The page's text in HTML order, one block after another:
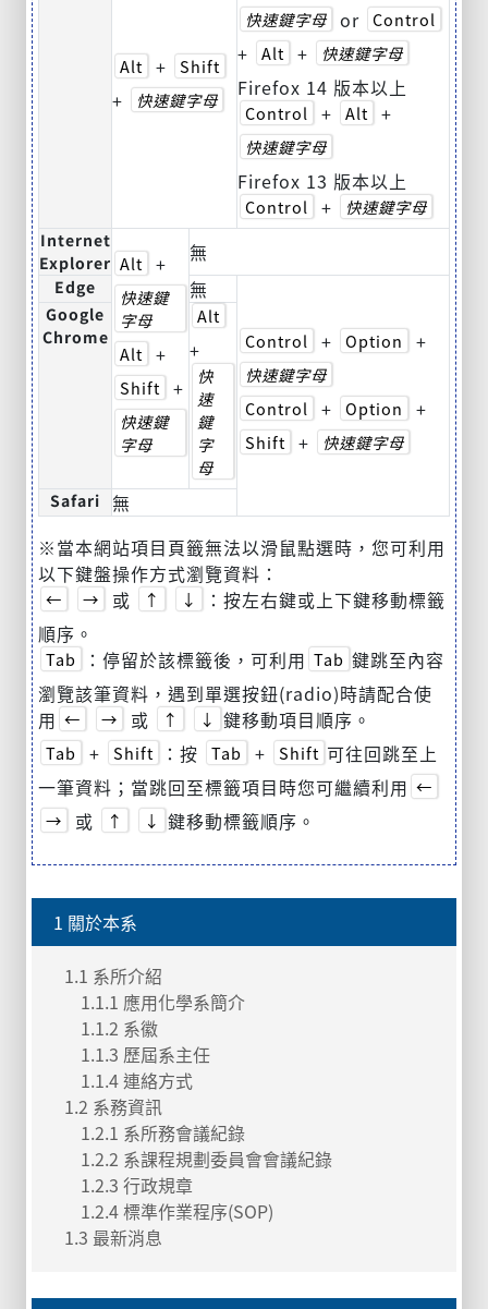
Alt + Shift
+ 快速鍵字母
快速鍵字母 or Control
+ Alt + 快速鍵字母
Firefox 14 版本以上
Control + Alt +
快速鍵字母
Firefox 13 版本以上
Control + 快速鍵字母
Internet
Explorer Alt +
快速鍵
字母
Alt
+
Shift +
快速鍵
字母
無
Edge 無
Control + Option +
快速鍵字母
Control
+ Option +
Shift + 快速鍵字母
Google
Chrome
Alt
+
快
速
鍵
字
母
Safari
無
※當本網站項目頁籤無法以滑鼠點選時，您可利用
以下鍵盤操作方式瀏覽資料：
← → 或 ↑ ↓
：按左右鍵或上下鍵移動標籤
順序。
Tab ：停留於該標籤後，可利用 Tab 鍵跳至內容
瀏覽該筆資料，遇到單選按鈕(radio)時請配合使
用 ← → 或 ↑ ↓ 鍵移動項目順序。
Tab + Shift ：按 Tab + Shift 可往回跳至上
一筆資料；當跳回至標籤項目時您可繼續利用 ←
→
或 ↑ ↓ 鍵移動標籤順序。
1 關於本系
1.1 系所介紹
1.1.1 應用化學系簡介
1.1.2 系徽
1.1.3 歷屆系主任
1.1.4 連絡方式
1.2 系務資訊
1.2.1 系所務會議紀錄
1.2.2 系課程規劃委員會會議紀錄
1.2.3 行政規章
1.2.4 標準作業程序(SOP)
1.3 最新消息